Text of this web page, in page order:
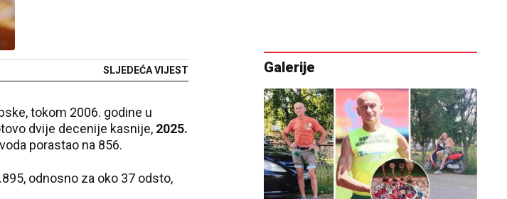
SLJEDEĆA VIJEST
tokom 2006. godine u
dvije decenije kasnije, 2025.
porastao na 856.
odnosno za oko 37 odsto,
Galerije